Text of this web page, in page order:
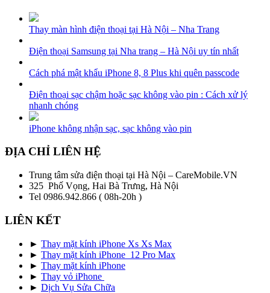
Thay màn hình điện thoại tại Hà Nội – Nha Trang
Điện thoại Samsung tại Nha trang – Hà Nội uy tín nhất
Cách phá mật khẩu iPhone 8, 8 Plus khi quên passcode
Điện thoại sạc chậm hoặc sạc không vào pin : Cách xử lý
nhanh chóng
iPhone không nhận sạc, sạc không vào pin
ĐỊA CHỈ LIÊN HỆ
Trung tâm sửa điện thoại tại Hà Nội – CareMobile.VN
325 Phố Vọng, Hai Bà Trưng, Hà Nội
Tel 0986.942.866 ( 08h-20h )
LIÊN KẾT
► Thay mặt kính iPhone Xs Xs Max
► Thay mặt kính iPhone 12 Pro Max
► Thay mặt kính iPhone
► Thay vỏ iPhone
► Dịch Vụ Sửa Chữa